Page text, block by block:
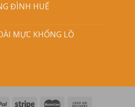
ĐÌNH HUẾ
MỰC KHỔNG LỒ